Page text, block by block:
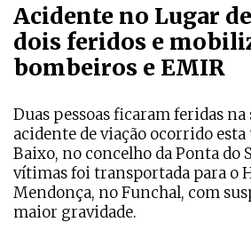
Acidente no Lugar
dois feridos e
bombeiros e EMIR
Duas pessoas ficaram feridas
acidente de viação ocorrido
Baixo, no concelho da Ponta do
vítimas foi transportada para o
Mendonça, no Funchal, com
maior gravidade.